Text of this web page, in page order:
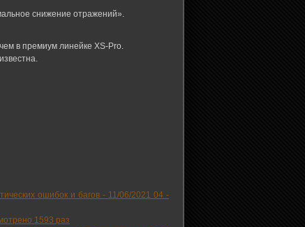
снижение отражений».
в премиум линейке XS-Pro.
ошибок и багов - 11/06/2021 04 -
1593 раз